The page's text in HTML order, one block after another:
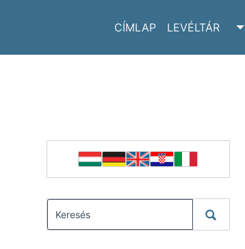
CÍMLAP LEVÉLTÁR